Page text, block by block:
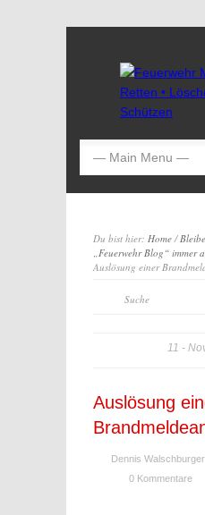
Du bist hier: Home/
„Feuerwehr Blog“ immer
Auslösung einer
11
Auslösung
Dennis Walschburger
0 Kommentare